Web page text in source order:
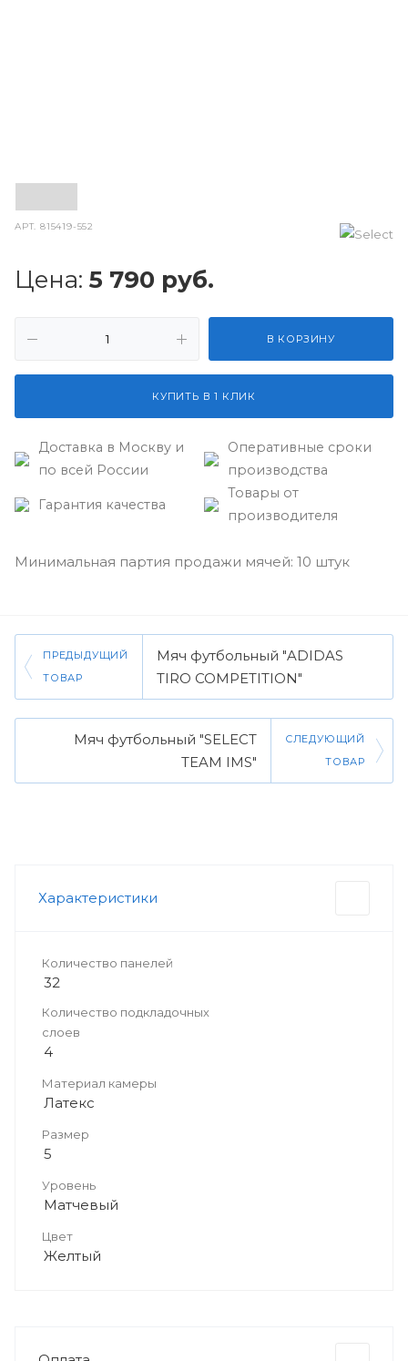
АРТ.815419-552
Цена: 5 790 руб.
В КОРЗИНУ
КУПИТЬ В 1 КЛИК
Доставка в Москву и
по всей России
Оперативные сроки
производства
Гарантия качества
Товары от
производителя
Минимальная партия продажи мячей: 10 штук
ПРЕДЫДУЩИЙ
ТОВАР
Мяч футбольный "ADIDAS
TIRO COMPETITION"
Мяч футбольный "SELECT
TEAM IMS"
СЛЕДУЮЩИЙ
ТОВАР
Характеристики
Количество панелей
32
Количество подкладочных
слоев
4
Материал камеры
Латекс
Размер
5
Уровень
Матчевый
Цвет
Желтый